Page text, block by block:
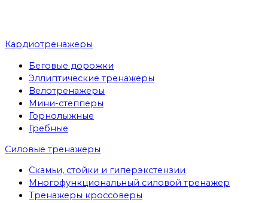
Кардиотренажеры
Беговые дорожки
Эллиптические тренажеры
Велотренажеры
Мини-степперы
Горнолыжные
Гребные
Cиловые тренажеры
Скамьи, стойки и гиперэкстензии
Многофункциональный силовой тренажер
Тренажеры кроссоверы